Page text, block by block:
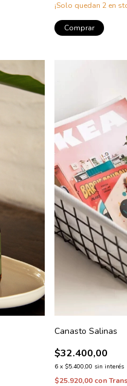
¡Solo quedan 2 en
Comprar
Canasto Salinas
$32.400,00
6 x $5.400,00 sin interés
$25.920,00 con